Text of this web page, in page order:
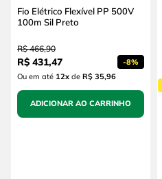
Fio Elétrico Flexível PP 500V
100m Sil Preto
R$ 466,90
R$ 431,47 -8%
Ou em até 12xde R$ 35,96
ADICIONAR AO CARRINHO